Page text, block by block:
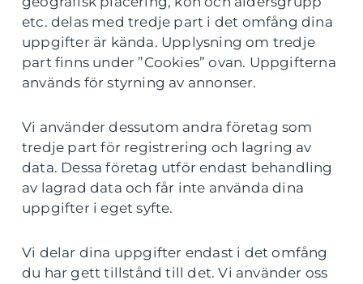
etc. delas med tredje part i det omfång dina
uppgifter är kända. Upplysning om tredje
part finns under ”Cookies” ovan. Uppgifterna
används för styrning av annonser.
Vi använder dessutom andra företag som
tredje part för registrering och lagring av
data. Dessa företag utför endast behandling
av lagrad data och får inte använda dina
uppgifter i eget syfte.
Vi delar dina uppgifter endast i det omfång
du har gett tillstånd till det. Vi använder oss